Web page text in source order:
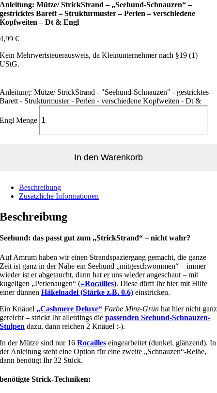
Anleitung: Mütze/ StrickStrand – „Seehund-Schnauzen“ –
gestricktes Barett – Strukturmuster – Perlen – verschiedene
Kopfweiten – Dt & Engl
4,99€
Kein Mehrwertsteuerausweis, da Kleinunternehmer nach §19 (1)
UStG.
Anleitung: Mütze/ StrickStrand - "Seehund-Schnauzen" - gestricktes
Barett - Strukturmuster - Perlen - verschiedene Kopfweiten - Dt &
Engl Menge
In den Warenkorb
Beschreibung
Zusätzliche Informationen
Beschreibung
Seehund: das passt gut zum „StrickStrand“ – nicht wahr?
Auf Amrum haben wir einen Strandspaziergang gemacht, die ganze
Zeit ist ganz in der Nähe ein Seehund „mitgeschwommen“ – immer
wieder ist er abgetaucht, dann hat er uns wieder angeschaut – mit
kugeligen „Perlenaugen“ (=Rocailles). Diese dürft Ihr hier mit Hilfe
einer dünnenHäkelnadel (Stärke z.B. 0.6) einstricken.
Ein Knäuel „Cashmere Deluxe“ Farbe Minz-Grün hat hier nicht ganz
gereicht – strickt Ihr allerdings diepassenden Seehund-Schnauzen-
Stulpen dazu, dann reichen 2 Knäuel :-).
In der Mütze sind nur 16Rocailles eingearbeitet (dunkel, glänzend). In
der Anleitung steht eine Option für eine zweite „Schnauzen“-Reihe,
dann benötigt Ihr 32 Stück.
benötigte Strick-Techniken: